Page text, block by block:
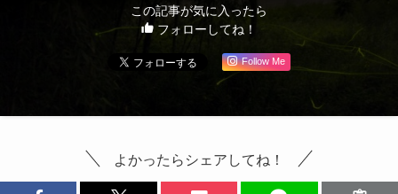
この記事が気に入ったら
フォローしてね！
Follow Me
よかったらシェアしてね！